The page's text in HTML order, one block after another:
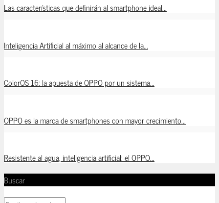
Las características que definirán al smartphone ideal...
Inteligencia Artificial al máximo al alcance de la...
ColorOS 16: la apuesta de OPPO por un sistema...
OPPO es la marca de smartphones con mayor crecimiento...
Resistente al agua, inteligencia artificial: el OPPO...
Buscar